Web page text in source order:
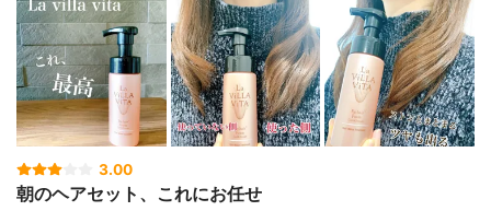
3.00
朝のヘアセット、これにお任せ